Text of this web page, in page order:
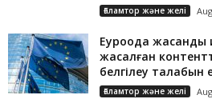
Ғаламтор және желі
Еуроодақ жасанды
жасалған
белгілеу талабын
Ғаламтор және желі